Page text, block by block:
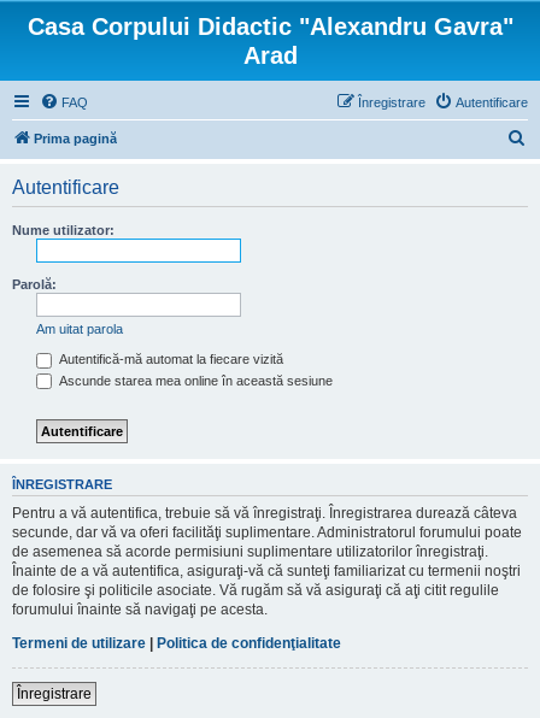
Casa Corpului Didactic "Alexandru Gavra"
Arad
FAQ Autentificare
Înregistrare
Prima pagină
Autentificare
Nume utilizator:
Parolă:
Am uitat parola
Autentifică-mă automat la fiecare vizită
Ascunde starea mea online în această sesiune
ÎNREGISTRARE
Pentru a vă autentifica, trebuie să vă înregistraţi. Înregistrarea durează câteva
secunde, dar vă va oferi facilităţi suplimentare. Administratorul forumului poate
de asemenea să acorde permisiuni suplimentare utilizatorilor înregistraţi.
Înainte de a vă autentifica, asiguraţi-vă că sunteţi familiarizat cu termenii noştri
de folosire şi politicile asociate. Vă rugăm să vă asiguraţi că aţi citit regulile
forumului înainte să navigaţi pe acesta.
Termeni de utilizare | Politica de confidenţialitate
Înregistrare